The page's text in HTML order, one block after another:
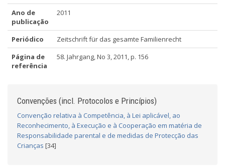
Ano de
publicação
2011
Periódico
Zeitschrift für das gesamte Familienrecht
Página de
referência
58. Jahrgang, No 3, 2011, p. 156
Convenções (incl. Protocolos e Princípios)
Convenção relativa à Competência, à Lei aplicável, ao
Reconhecimento, à Execução e à Cooperação em matéria de
Responsabilidade parental e de medidas de Protecção das
Crianças [34]